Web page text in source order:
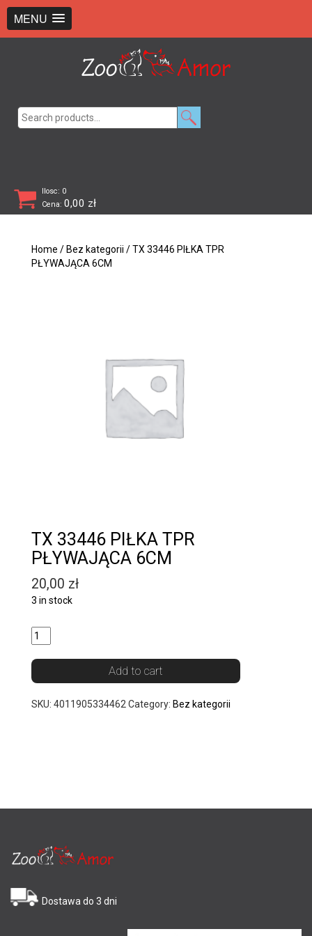
MENU
Ilosc: 0
Cena: 0,00 zł
Home / Bez kategorii / TX 33446 PIŁKA TPR
PŁYWAJĄCA 6CM
TX 33446 PIŁKA TPR
PŁYWAJĄCA 6CM
20,00 zł
3 in stock
Add to cart
SKU: 4011905334462 Category: Bez kategorii
Dostawa do 3 dni